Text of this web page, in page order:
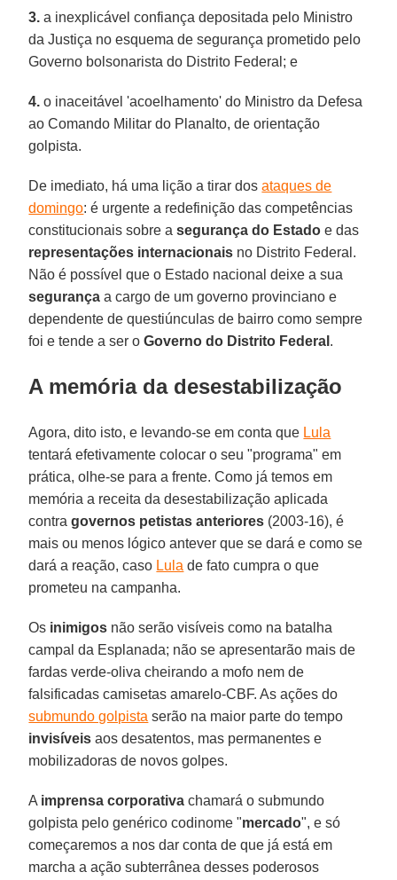
3. a inexplicável confiança depositada pelo Ministro
da Justiça no esquema de segurança prometido pelo
Governo bolsonarista do Distrito Federal; e
4. o inaceitável 'acoelhamento' do Ministro da Defesa
ao Comando Militar do Planalto, de orientação
golpista.
De imediato, há uma lição a tirar dosataques de
domingo: é urgente a redefinição das competências
constitucionais sobre asegurança do Estado e das
representações internacionais no Distrito Federal.
Não é possível que o Estado nacional deixe a sua
segurança a cargo de um governo provinciano e
dependente de questiúnculas de bairro como sempre
foi e tende a ser oGoverno do Distrito Federal .
A memória da desestabilização
Agora, dito isto, e levando-se em conta que Lula
tentará efetivamente colocar o seu "programa" em
prática, olhe-se para a frente. Como já temos em
memória a receita da desestabilização aplicada
contragovernos petistas anteriores (2003-16), é
mais ou menos lógico antever que se dará e como se
dará a reação, caso Lula de fato cumpra o que
prometeu na campanha.
Os inimigos não serão visíveis como na batalha
campal da Esplanada; não se apresentarão mais de
fardas verde-oliva cheirando a mofo nem de
falsificadas camisetas amarelo-CBF. As ações do
submundo golpista serão na maior parte do tempo
invisíveis aos desatentos, mas permanentes e
mobilizadoras de novos golpes.
A imprensa corporativa chamará o submundo
golpista pelo genérico codinome "mercado", e só
começaremos a nos dar conta de que já está em
marcha a ação subterrânea desses poderosos